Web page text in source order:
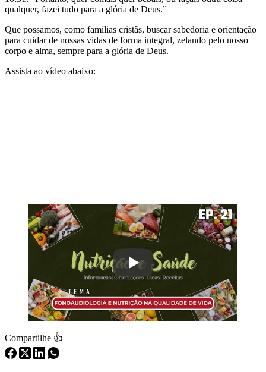
qualquer, fazei tudo para a glória de Deus.”
Que possamos, como famílias cristãs, buscar sabedoria e orientação
para cuidar de nossas vidas de forma integral, zelando pelo nosso
corpo e alma, sempre para a glória de Deus.
Assista ao vídeo abaixo:
Compartilhe 👍